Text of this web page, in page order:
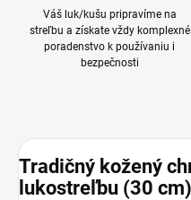
Váš luk/kušu pripravíme na
streľbu a získate vždy komplexné
poradenstvo k používaniu i
bezpečnosti
Tradičný kožený
lukostreľbu (30 cm)